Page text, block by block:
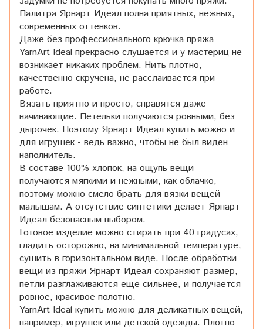
Палитра Ярнарт Идеал полна приятных, нежных,
современных оттенков.
Даже без профессионального крючка пряжа
YarnArt Ideal прекрасно слушается и у мастериц не
возникает никаких проблем. Нить плотно,
качественно скручена, не расслаивается при
работе.
Вязать приятно и просто, справятся даже
начинающие. Петельки получаются ровными, без
дырочек. Поэтому Ярнарт Идеал купить можно и
для игрушек - ведь важно, чтобы не был виден
наполнитель.
В составе 100% хлопок, на ощупь вещи
получаются мягкими и нежными, как облачко,
поэтому можно смело брать для вязки вещей
малышам. А отсутствие синтетики делает Ярнарт
Идеал безопасным выбором.
Готовое изделие можно стирать при 40 градусах,
гладить осторожно, на минимальной температуре,
сушить в горизонтальном виде. После обработки
вещи из пряжи Ярнарт Идеал сохраняют размер,
петли разглаживаются еще сильнее, и получается
ровное, красивое полотно.
YarnArt Ideal купить можно для деликатных вещей,
например, игрушек или детской одежды. Плотно